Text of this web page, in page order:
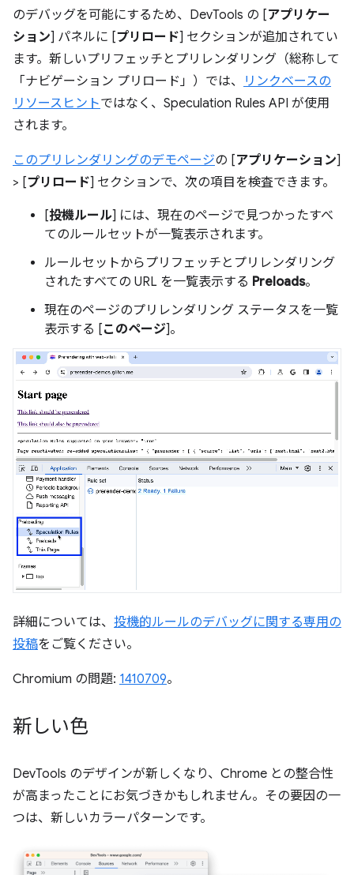
のデバッグを可能にするため、DevTools の [アプリケー
ション] パネルに [プリロード] セクションが追加されてい
ます。新しいプリフェッチとプリレンダリング（総称して
「ナビゲーション プリロード」）では、
リンクベースの
リソースヒントではなく、Speculation Rules API が使用
されます。
このプリレンダリングのデモページの [アプリケーション]
> [プリロード] セクションで、次の項目を検査できます。
[投機ルール] には、現在のページで見つかったすべ
てのルールセットが一覧表示されます。
ルールセットからプリフェッチとプリレンダリング
されたすべての URL を一覧表示する Preloads。
現在のページのプリレンダリング ステータスを一覧
表示する [このページ]。
詳細については、 投機的ルールのデバッグに関する専用の
投稿をご覧ください。
Chromium の問題: 1410709。
新しい色
DevTools のデザインが新しくなり、Chrome との整合性
が高まったことにお気づきかもしれません。その要因の一
つは、新しいカラーパターンです。